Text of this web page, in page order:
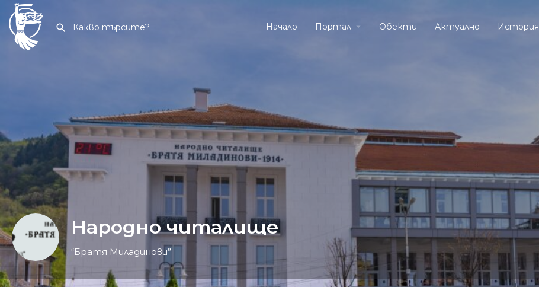
Начало Портал Обекти Актуално История
Народно читалище
“Братя Миладинови”